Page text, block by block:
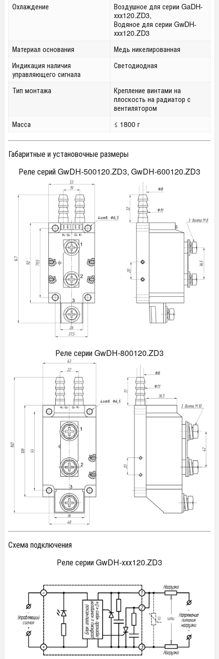
Охлаждение
Воздушное для серии GaDH-
ххх120.ZD3,
Водяное для серии GwDH-
ххх120.ZD3
Материал основания
Медь никелированная
Индикация наличия
управляющего сигнала
Светодиодная
Тип монтажа
Крепление винтами на
плоскость на радиатор с
вентилятором
Масса
≤ 1800 г
Габаритные и установочные размеры
Реле серий GwDH-500120.ZD3, GwDH-600120.ZD3
Реле серии GwDH-800120.ZD3
Схема подключения
Реле серии GwDH-ххх120.ZD3